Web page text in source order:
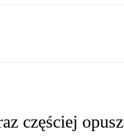
częściej